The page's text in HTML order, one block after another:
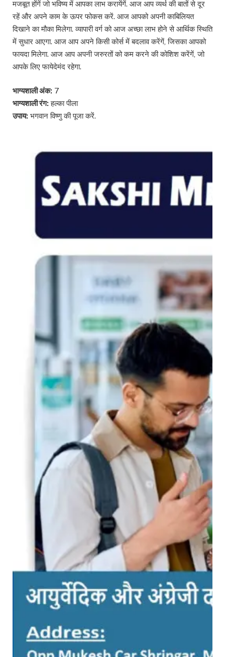
मजबूत होंगें जो भविष्य में आपका लाभ करायेंगें. आज आप व्यर्थ की बातों से दूर
रहें और अपने काम के ऊपर फोकस करें. आज आपको अपनी काबिलियत
दिखाने का मौका मिलेगा. व्यापारी वर्ग को आज अच्छा लाभ होने से आर्थिक स्थिति
में सुधार आएगा. आज आप अपने किसी कोर्स में बदलाव करेंगें, जिसका आपको
फायदा मिलेगा. आज आप अपनी जरुरतों को कम करने की कोशिश करेंगें, जो
आपके लिए फायेदेमंद रहेगा.
भाग्यशाली अंक: 7
भाग्यशाली रंग:हल्का पीला
उपाय: भगवान विष्णु की पूजा करें.